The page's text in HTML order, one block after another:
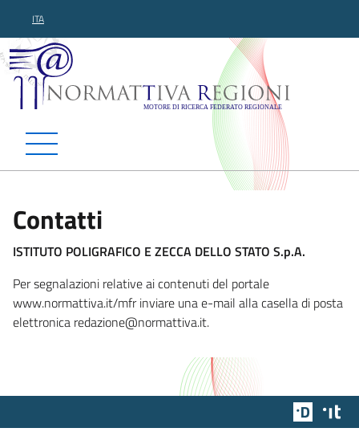
ITA
Normattiva Regioni -
Contatti
ISTITUTO POLIGRAFICO E ZECCA DELLO STATO S.p.A.
Per segnalazioni relative ai contenuti del portale
www.normattiva.it/mfr inviare una e-mail alla casella di posta
elettronica redazione@normattiva.it.
Team